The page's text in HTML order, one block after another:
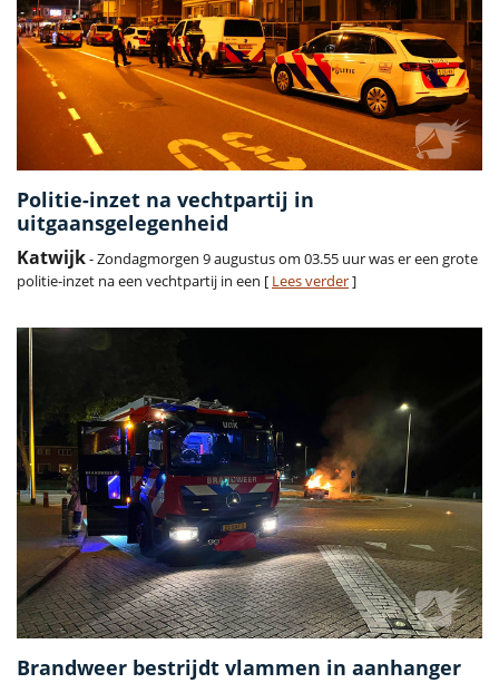
Politie-inzet na vechtpartij in
uitgaansgelegenheid
Katwijk- Zondagmorgen 9 augustus om 03.55 uur was er een grote
politie-inzet na een vechtpartij in een [ Lees verder]
Brandweer bestrijdt vlammen in aanhanger